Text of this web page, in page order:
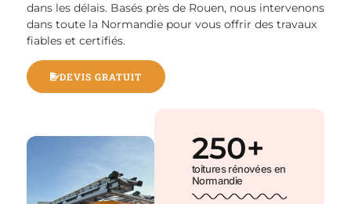
toitures rénovées en
Normandie
250+
dans les délais. Basés près de Rouen, nous intervenons
dans toute la Normandie pour vous offrir des travaux
fiables et certifiés.
DEVIS GRATUIT